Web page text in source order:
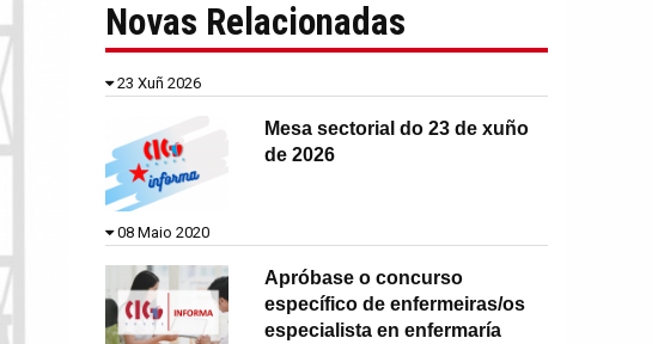
Novas Relacionadas
23 Xuñ 2026
Mesa sectorial do 23 de xuño
de 2026
08 Maio 2020
Apróbase o concurso
específico de enfermeiras/os
especialista en enfermaría